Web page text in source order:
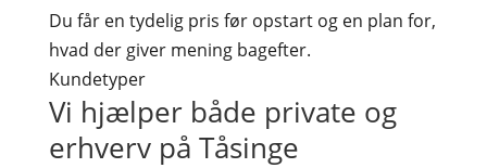
Du får en tydelig pris før opstart og en plan for,
hvad der giver mening bagefter.
Kundetyper
Vi hjælper både private og
erhverv på Tåsinge